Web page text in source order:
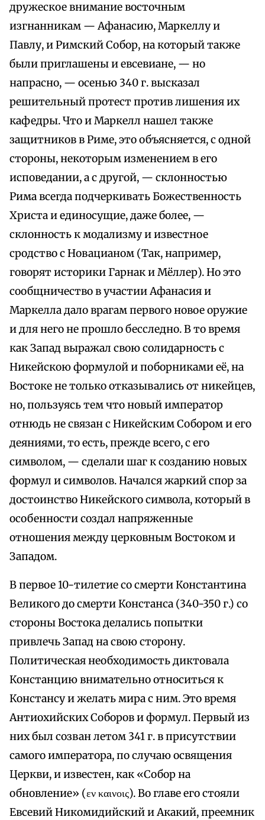
дружеское внимание восточным
изгнанникам — Афанасию, Маркеллу и
Павлу, и Римский Собор, на который также
были приглашены и евсевиане, — но
напрасно, — осенью 340 г. высказал
решительный протест против лишения их
кафедры. Что и Маркелл нашел также
защитников в Риме, это объясняется, с одной
стороны, некоторым изменением в его
исповедании, а с другой, — склонностью
Рима всегда подчеркивать Божественность
Христа и единосущие, даже более, —
склонность к модализму и известное
сродство с Новацианом (Так, например,
говорят историки Гарнак и Мёллер). Но это
сообщничество в участии Афанасия и
Маркелла дало врагам первого новое оружие
и для него не прошло бесследно. В то время
как Запад выражал свою солидарность с
Никейскою формулой и поборниками её, на
Востоке не только отказывались от никейцев,
но, пользуясь тем что новый император
отнюдь не связан с Никейским Собором и его
деяниями, то есть, прежде всего, с его
символом, — сделали шаг к созданию новых
формул и символов. Начался жаркий спор за
достоинство Никейского символа, который в
особенности создал напряженные
отношения между церковным Востоком и
Западом.
В первое 10-тилетие со смерти Константина
Великого до смерти Констанса (340-350 г.) со
стороны Востока делались попытки
привлечь Запад на свою сторону.
Политическая необходимость диктовала
Констанцию внимательно относиться к
Констансу и желать мира с ним. Это время
Антиохийских Соборов и формул. Первый из
них был созван летом 341 г. в присутствии
самого императора, по случаю освящения
Церкви, и известен, как «Собор на
обновление» (εν καινοις). Во главе его стояли
Евсевий Никомидийский и Акакий, преемник